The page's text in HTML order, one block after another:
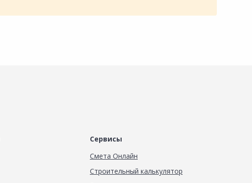
Сервисы
Смета Онлайн
Строительный калькулятор